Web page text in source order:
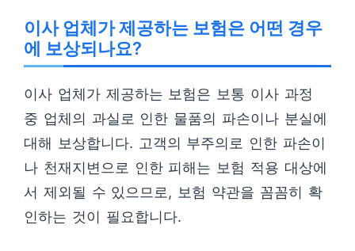
이사 업체가 제공하는 보험은 어떤 경우
에 보상되나요?
이사 업체가 제공하는 보험은 보통 이사 과정
중 업체의 과실로 인한 물품의 파손이나 분실에
대해 보상합니다. 고객의 부주의로 인한 파손이
나 천재지변으로 인한 피해는 보험 적용 대상에
서 제외될 수 있으므로, 보험 약관을 꼼꼼히 확
인하는 것이 필요합니다.